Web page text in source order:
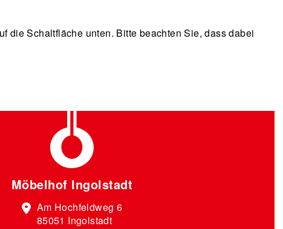
die Schaltfläche unten. Bitte beachten Sie, dass dabei
Möbelhof Ingolstadt
Am Hochfeldweg 6
85051 Ingolstadt